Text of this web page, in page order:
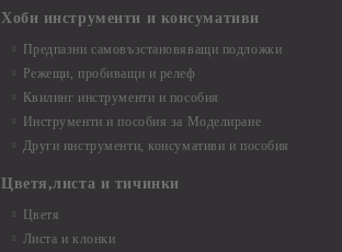
Хоби инструменти и консумативи
Предпазни самовъзстановяващи подложки
Режещи, пробиващи и релеф
Квилинг инструменти и пособия
Инструменти и пособия за Моделиране
Други инструменти, консумативи и пособия
Цветя,листа и тичинки
Цветя
Листа и клонки